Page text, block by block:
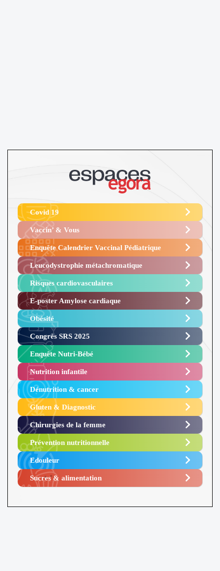
Covid 19
Vaccin’ & Vous
Enquête Calendrier Vaccinal Pédiatrique
Leucodystrophie métachromatique
Risques cardiovasculaires
E-poster Amylose cardiaque ​
Obésité ​
Congrès SRS 2025 ​
Enquête Nutri-Bébé ​
Nutrition infantile
Dénutrition & cancer
Gluten & Diagnostic
Chirurgies de la femme
Prévention nutritionnelle
Edouleur​
Sucres & alimentation​